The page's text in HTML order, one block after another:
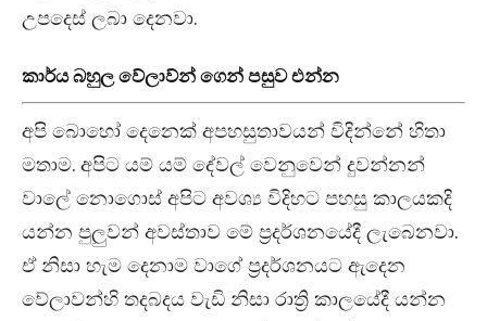
උපදෙස් ලබා දෙනවා.
කාර්ය බහුල වේලාව්න් ගෙන් පසුව එන්න
අපි බොහෝ දෙනෙක් අපහසුතාවයන් විදින්නේ හිතා
මතාම. අපිට යම් යම් දේවල් වෙනුවෙන් දුවන්නන්
වාලේ නොගොස් අපිට අවශ්‍ය විදිහට පහසු කාලයකදි
යන්න පුලුවන් අවස්තාව මේ ප්‍රදර්ශනයේදී ලැබෙනවා.
ඒ නිසා හැම දෙනාම වාගේ ප්‍රදර්ශනයට ඇදෙන
වේලාවන්හි තදබදය වැඩි නිසා රාත්‍රි කාලයේදී යන්න